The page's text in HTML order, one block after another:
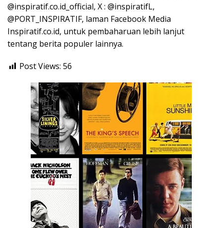
@inspiratif.co.id_official, X : @inspiratifL,
@PORT_INSPIRATIF, laman Facebook Media
Inspiratif.co.id, untuk pembaharuan lebih lanjut
tentang berita populer lainnya.
Post Views: 56